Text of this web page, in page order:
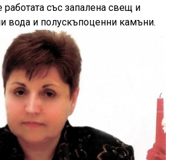
работата със запалена свещ и
вода и полускъпоценни камъни.